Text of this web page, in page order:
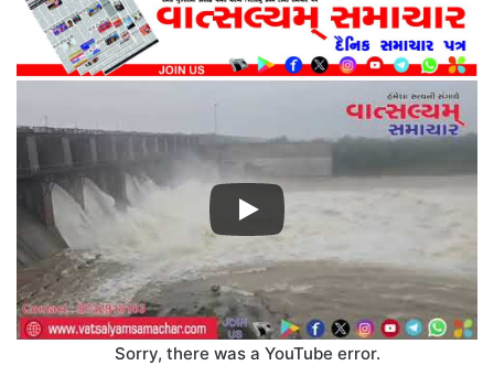
Sorry, there was a YouTube error.